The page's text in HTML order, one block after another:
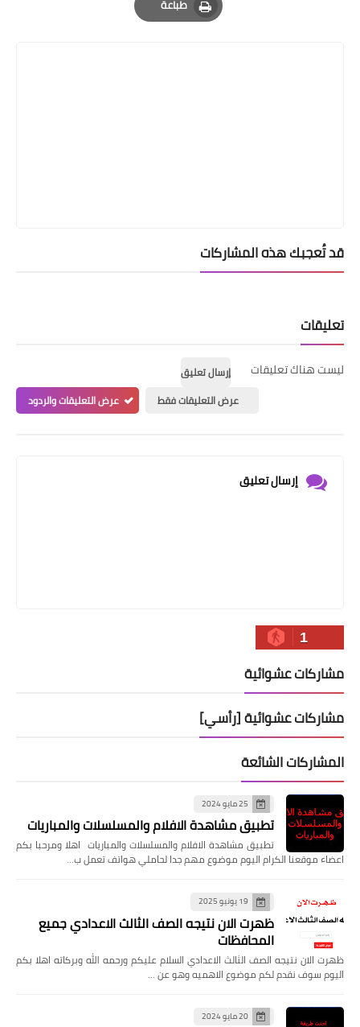
طباعة
Print
قد تُعجبك هذه المشاركات
تعليقات
ليست هناك تعليقات
إرسال تعليق
عرض التعليقات فقط
عرض التعليقات والردود
إرسال تعليق
1
مشاركات عشوائية
مشاركات عشوائية [رأسي]
المشاركات الشائعة
25 مايو 2024
تطبيق مشاهدة الافلام والمسلسلات والمباريات
تطبيق مشاهدة الافلام والمسلسلات والمباريات اهلا ومرحبا بكم
اعضاء موقعنا الكرام اليوم موضوع مهم جدا لحاملي هواتف تعمل ب…
19 يونيو 2025
ظهرت الان نتيجه الصف الثالث الاعدادي جميع
المحافظات
ظهرت الان نتيجه الصف الثالث الاعدادي السلام عليكم ورحمه الله وبركاته اهلا بكم
اليوم سوف نقدم لكم موضوع الاهميه وهو عن …
20 مايو 2024